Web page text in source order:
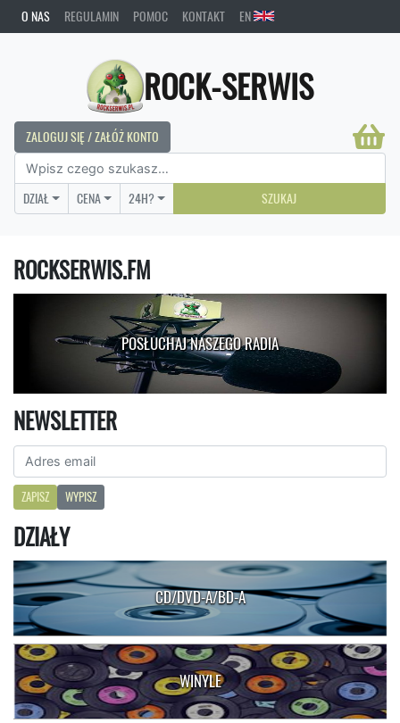
O NAS REGULAMIN POMOC KONTAKT EN
ROCK-SERWIS
ZALOGUJ SIĘ / ZAŁÓŻ KONTO
DZIAŁ CENA 24H? SZUKAJ
ROCKSERWIS.FM
POSŁUCHAJ NASZEGO RADIA
NEWSLETTER
ZAPISZ WYPISZ
DZIAŁY
CD/DVD-A/BD-A
WINYLE